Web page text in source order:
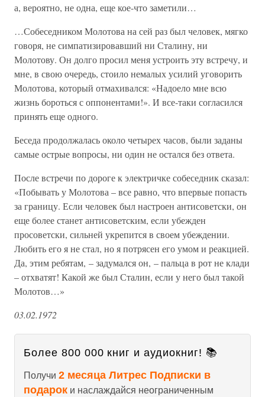
а, вероятно, не одна, еще кое-что заметили…
…Собеседником Молотова на сей раз был человек, мягко
говоря, не симпатизировавший ни Сталину, ни
Молотову. Он долго просил меня устроить эту встречу, и
мне, в свою очередь, стоило немалых усилий уговорить
Молотова, который отмахивался: «Надоело мне всю
жизнь бороться с оппонентами!». И все-таки согласился
принять еще одного.
Беседа продолжалась около четырех часов, были заданы
самые острые вопросы, ни один не остался без ответа.
После встречи по дороге к электричке собеседник сказал:
«Побывать у Молотова – все равно, что впервые попасть
за границу. Если человек был настроен антисоветски, он
еще более станет антисоветским, если убежден
просоветски, сильней укрепится в своем убеждении.
Любить его я не стал, но я потрясен его умом и реакцией.
Да, этим ребятам, – задумался он, – пальца в рот не клади
– отхватят! Какой же был Сталин, если у него был такой
Молотов…»
03.02.1972
Более 800 000 книг и аудиокниг! 📚
Получи 2 месяца Литрес Подписки в
подарок и наслаждайся неограниченным